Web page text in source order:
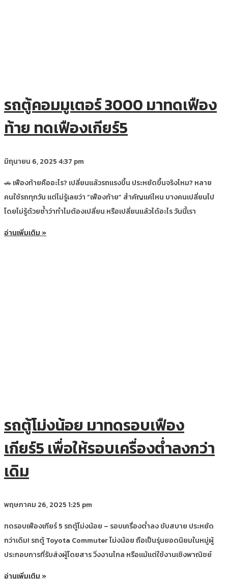
รถตู้คอมมูเตอร์ 3000 มาทดเฟือง
ท้าย ทดเฟืองเกียร์5
มิถุนายน 6, 20254:37 pm
🚗 เฟืองท้ายคืออะไร? เปลี่ยนแล้วรถแรงขึ้น ประหยัดขึ้นจริงไหม? หลาย
คนใช้รถทุกวัน แต่ไม่รู้เลยว่า “เฟืองท้าย” สำคัญแค่ไหน บางคนเปลี่ยนไป
โดยไม่รู้ด้วยซ้ำว่าทำไมต้องเปลี่ยน หรือเปลี่ยนแล้วได้อะไร วันนี้เรา
อ่านเพิ่มเติม »
รถตู้โม่งน้อย มาทดรอบเฟือง
เกียร์5 เพื่อให้รอบเครื่องต่ำลงกว่า
เดิม
พฤษภาคม 26, 20251:25 pm
ทดรอบเฟืองเกียร์ 5 รถตู้โม่งน้อย – รอบเครื่องต่ำลง ขับสบาย ประหยัด
กว่าเดิม! รถตู้ Toyota Commuter โม่งน้อย ถือเป็นรุ่นยอดนิยมในหมู่ผู้
ประกอบการที่รับส่งผู้โดยสาร วิ่งงานไกล หรือแม้แต่ใช้งานเชิงพาณิชย์
อ่านเพิ่มเติม »